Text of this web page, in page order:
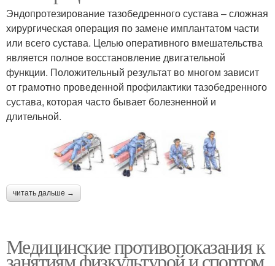
Эндопротезирование тазобедренного сустава – сложная
хирургическая операция по замене имплантатом части
или всего сустава. Целью оперативного вмешательства
является полное восстановление двигательной
функции. Положительный результат во многом зависит
от грамотно проведенной профилактики тазобедренного
сустава, которая часто бывает болезненной и
длительной.
читать дальше →
Медицинские противопоказания к